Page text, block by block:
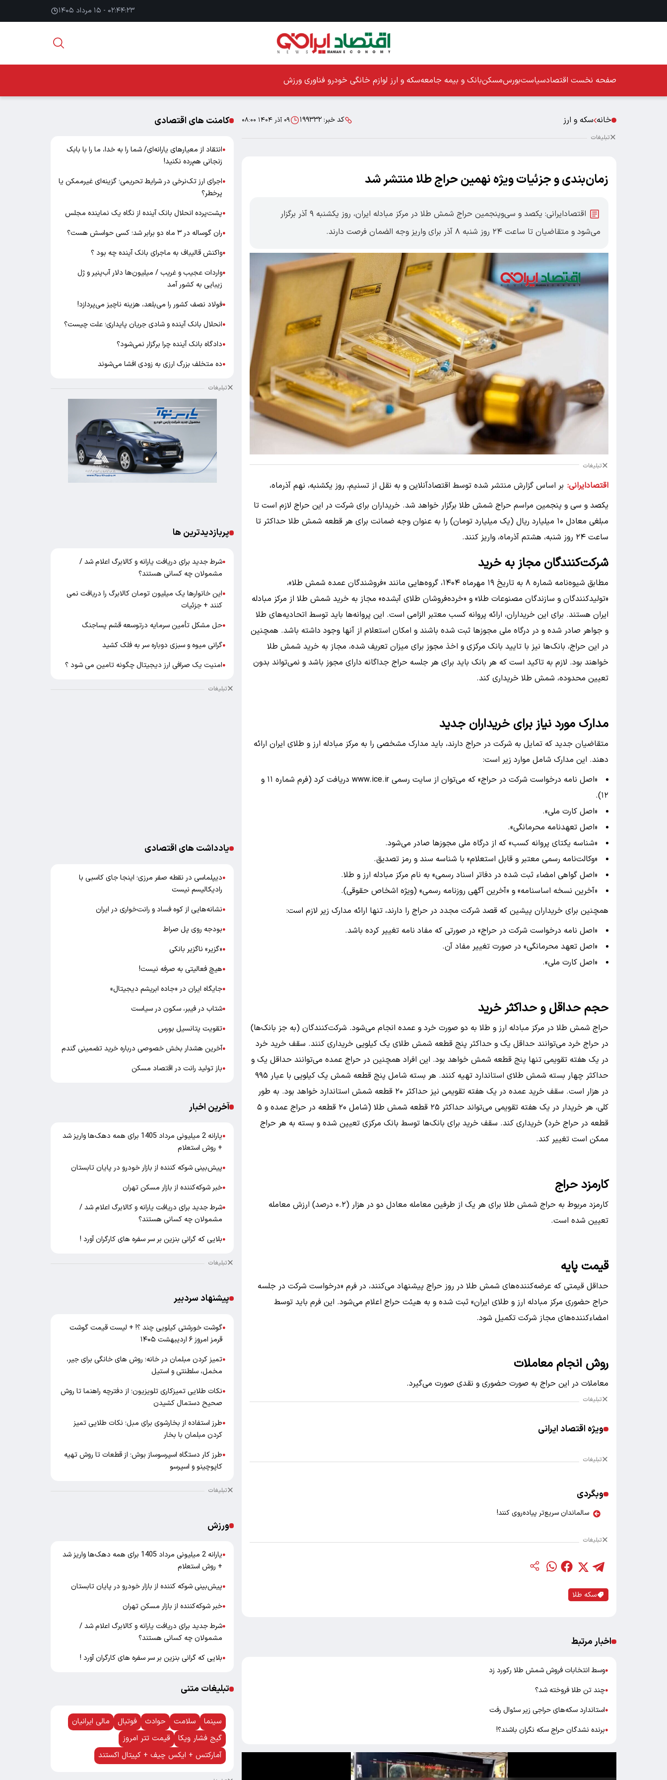
۰۲:۴۴:۲۴ - ۱۵ مرداد ۱۴۰۵
صفحه نخست اقتصادسیاستبورسمسکنبانک و بیمه جامعهسکه و ارز لوازم خانگی خودرو فناوری ورزش
خانه سکه و ارز کد خبر: ۱۹۹۳۳۲ ۰۹ آذر ۱۴۰۴ ۰۸:۰۰
تبلیغات
زمان‌بندی و جزئیات ویژه نهمین حراج طلا منتشر شد
اقتصادایرانی: یکصد و سی‌وپنجمین حراج شمش طلا در مرکز مبادله ایران، روز یکشنبه ۹ آذر برگزار
می‌شود و متقاضیان تا ساعت ۲۴ روز شنبه ۸ آذر برای واریز وجه الضمان فرصت دارند.
تبلیغات
اقتصادایرانی: بر اساس گزارش منتشر شده توسط اقتصادآنلاین و به نقل از تسنیم، روز یکشنبه، نهم آذرماه،
یکصد و سی و پنجمین مراسم حراج شمش طلا برگزار خواهد شد. خریداران برای شرکت در این حراج لازم است تا
مبلغی معادل ۱۰ میلیارد ریال (یک میلیارد تومان) را به عنوان وجه ضمانت برای هر قطعه شمش طلا حداکثر تا
ساعت ۲۴ روز شنبه، هشتم آذرماه، واریز کنند.
شرکت‌کنندگان مجاز به خرید
مطابق شیوه‌نامه شماره ۸ به تاریخ ۱۹ مهرماه ۱۴۰۴، گروه‌هایی مانند «فروشندگان عمده شمش طلا»،
«تولیدکنندگان و سازندگان مصنوعات طلا» و «خرده‌فروشان طلای آبشده» مجاز به خرید شمش طلا از مرکز مبادله
ایران هستند. برای این خریداران، ارائه پروانه کسب معتبر الزامی است. این پروانه‌ها باید توسط اتحادیه‌های طلا
و جواهر صادر شده و در درگاه ملی مجوزها ثبت شده باشند و امکان استعلام از آنها وجود داشته باشد. همچنین
در این حراج، بانک‌ها نیز با تایید بانک مرکزی و اخذ مجوز برای میزان تعریف شده، مجاز به خرید شمش طلا
خواهند بود. لازم به تاکید است که هر بانک باید برای هر جلسه حراج جداگانه دارای مجوز باشد و نمی‌تواند بدون
تعیین محدوده، شمش طلا خریداری کند.
مدارک مورد نیاز برای خریداران جدید
متقاضیان جدید که تمایل به شرکت در حراج دارند، باید مدارک مشخصی را به مرکز مبادله ارز و طلای ایران ارائه
دهند. این مدارک شامل موارد زیر است:
«اصل نامه درخواست شرکت در حراج» که می‌توان از سایت رسمی www.ice.ir دریافت کرد (فرم شماره ۱۱ و
۱۲).
«اصل کارت ملی».
«اصل تعهدنامه محرمانگی».
«شناسه یکتای پروانه کسب» که از درگاه ملی مجوزها صادر می‌شود.
«وکالت‌نامه رسمی معتبر و قابل استعلام» با شناسه سند و رمز تصدیق.
«اصل گواهی امضاء ثبت شده در دفاتر اسناد رسمی» به نام مرکز مبادله ارز و طلا.
«آخرین نسخه اساسنامه» و «آخرین آگهی روزنامه رسمی» (ویژه اشخاص حقوقی).
همچنین برای خریداران پیشین که قصد شرکت مجدد در حراج را دارند، تنها ارائه مدارک زیر لازم است:
«اصل نامه درخواست شرکت در حراج» در صورتی که مفاد نامه تغییر کرده باشد.
«اصل تعهد محرمانگی» در صورت تغییر مفاد آن.
«اصل کارت ملی».
حجم حداقل و حداکثر خرید
حراج شمش طلا در مرکز مبادله ارز و طلا به دو صورت خرد و عمده انجام می‌شود. شرکت‌کنندگان (به جز بانک‌ها)
در حراج خرد می‌توانند حداقل یک و حداکثر پنج قطعه شمش طلای یک کیلویی خریداری کنند. سقف خرید خرد
در یک هفته تقویمی تنها پنج قطعه شمش خواهد بود. این افراد همچنین در حراج عمده می‌توانند حداقل یک و
حداکثر چهار بسته شمش طلای استاندارد تهیه کنند. هر بسته شامل پنج قطعه شمش یک کیلویی با عیار ۹۹۵
در هزار است. سقف خرید عمده در یک هفته تقویمی نیز حداکثر ۲۰ قطعه شمش استاندارد خواهد بود. به طور
کلی، هر خریدار در یک هفته تقویمی می‌تواند حداکثر ۲۵ قطعه شمش طلا (شامل ۲۰ قطعه در حراج عمده و ۵
قطعه در حراج خرد) خریداری کند. سقف خرید برای بانک‌ها توسط بانک مرکزی تعیین شده و بسته به هر حراج
ممکن است تغییر کند.
کارمزد حراج
کارمزد مربوط به حراج شمش طلا برای هر یک از طرفین معامله معادل دو در هزار (۰.۲ درصد) ارزش معامله
تعیین شده است.
قیمت پایه
حداقل قیمتی که عرضه‌کننده‌های شمش طلا در روز حراج پیشنهاد می‌کنند، در فرم «درخواست شرکت در جلسه
حراج حضوری مرکز مبادله ارز و طلای ایران» ثبت شده و به هیئت حراج اعلام می‌شود. این فرم باید توسط
امضاء‌کننده‌های مجاز شرکت تکمیل شود.
روش انجام معاملات
معاملات در این حراج به صورت حضوری و نقدی صورت می‌گیرد.
تبلیغات
ویژه اقتصاد ایرانی
تبلیغات
وبگردی
سالماندان سریع‌تر پیاده‌روی کنند!
تبلیغات
سکه طلا
اخبار مرتبط
●وسط انتخابات فروش شمش طلا رکورد زد
●چند تن طلا فروخته شد؟
●استاندارد سکه‌های حراجی زیر سئوال رفت
●برنده نشدگان حراج سکه نگران باشند؟!
کامنت های اقتصادی
●انتقاد از معیارهای یارانه‌ای/ شما را به خدا، ما را با بابک
زنجانی هم‌رده نکنید!
●اجرای ارز تک‌نرخی در شرایط تحریمی؛ گزینه‌ای غیرممکن یا
پرخطر؟
●پشت‌پرده انحلال بانک آینده از نگاه یک نماینده مجلس
●ران گوساله در ۳ ماه دو برابر شد؛ کسی حواسش هست؟
●واکنش قالیباف به ماجرای بانک آینده چه بود ؟
●واردات عجیب و غریب / میلیون‌ها دلار آب‌پنیر و ژل
زیبایی به کشور آمد
●فولاد نصف کشور را می‌بلعد، هزینه ناچیز می‌پردازد!
●انحلال بانک آینده و شادی جریان پایداری؛ علت چیست؟
●دادگاه بانک آینده چرا برگزار نمی‌شود؟
●ده متخلف بزرگ ارزی به زودی افشا می‌شوند
تبلیغات
پربازدیدترین ها
●شرط جدید برای دریافت یارانه و کالابرگ اعلام شد /
مشمولان چه کسانی هستند؟
●این خانوارها یک میلیون تومان کالابرگ را دریافت نمی‌
کنند + جزئیات
●حل مشکل تأمین سرمایه درتوسعه قشم پساجنگ
●گرانی میوه و سبزی دوباره سر به فلک کشید
●امنیت یک صرافی ارز دیجیتال چگونه تامین می شود ؟
تبلیغات
یادداشت های اقتصادی
●دیپلماسی در نقطه صفر مرزی؛ اینجا جای کاسبی با
رادیکالیسم نیست
●نشانه‌هایی از کوه فساد و رانت‌خواری در ایران
●بودجه روی پل صراط
●«گزیر» ناگزیر بانکی
●هیچ فعالیتی به صرفه نیست!
●جایگاه ایران در «جاده ابریشم دیجیتال»
●شتاب در فیبر، سکون در سیاست
●تقویت پتانسیل بورس
●آخرین هشدار بخش خصوصی درباره خرید تضمینی گندم
●باز تولید رانت در اقتصاد مسکن
آخرین اخبار
●
یارانه 2 میلیونی مرداد 1405 برای همه دهک‌ها واریز شد
+ روش استعلام
●پیش‌بینی شوکه کننده از بازار خودرو در پایان تابستان
●خبر شوکه‌کننده از بازار مسکن تهران
●شرط جدید برای دریافت یارانه و کالابرگ اعلام شد /
مشمولان چه کسانی هستند؟
●بلایی که گرانی بنزین بر سر سفره های کارگران آورد !
تبلیغات
پیشنهاد سردبیر
●گوشت خورشتی کیلویی چند ؟! + لیست قیمت گوشت
قرمز امروز ۶ اردیبهشت ۱۴۰۵
●تمیز کردن مبلمان در خانه؛ روش های خانگی برای جیر،
مخمل، سلطنتی و استیل
●نکات طلایی تمیزکاری تلویزیون؛ از دفترچه راهنما تا روش
صحیح دستمال کشیدن
●طرز استفاده از بخارشوی برای مبل؛ نکات طلایی تمیز
کردن مبلمان با بخار
●طرز کار دستگاه اسپرسوساز بوش؛ از قطعات تا روش تهیه
کاپوچینو و اسپرسو
تبلیغات
ورزش
●
یارانه 2 میلیونی مرداد 1405 برای همه دهک‌ها واریز شد
+ روش استعلام
●پیش‌بینی شوکه کننده از بازار خودرو در پایان تابستان
●خبر شوکه‌کننده از بازار مسکن تهران
●شرط جدید برای دریافت یارانه و کالابرگ اعلام شد /
مشمولان چه کسانی هستند؟
●بلایی که گرانی بنزین بر سر سفره های کارگران آورد !
تبلیغات متنی
سینما سلامت حوادث فوتبال
مالی ایرانیان
گیج فشار ویکا
قیمت تتر امروز
آمارکتس + ایکس چیف + کپیتال اکستند